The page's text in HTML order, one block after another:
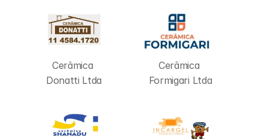
Cerâmica
Donatti Ltda
Cerâmica
Formigari Ltda